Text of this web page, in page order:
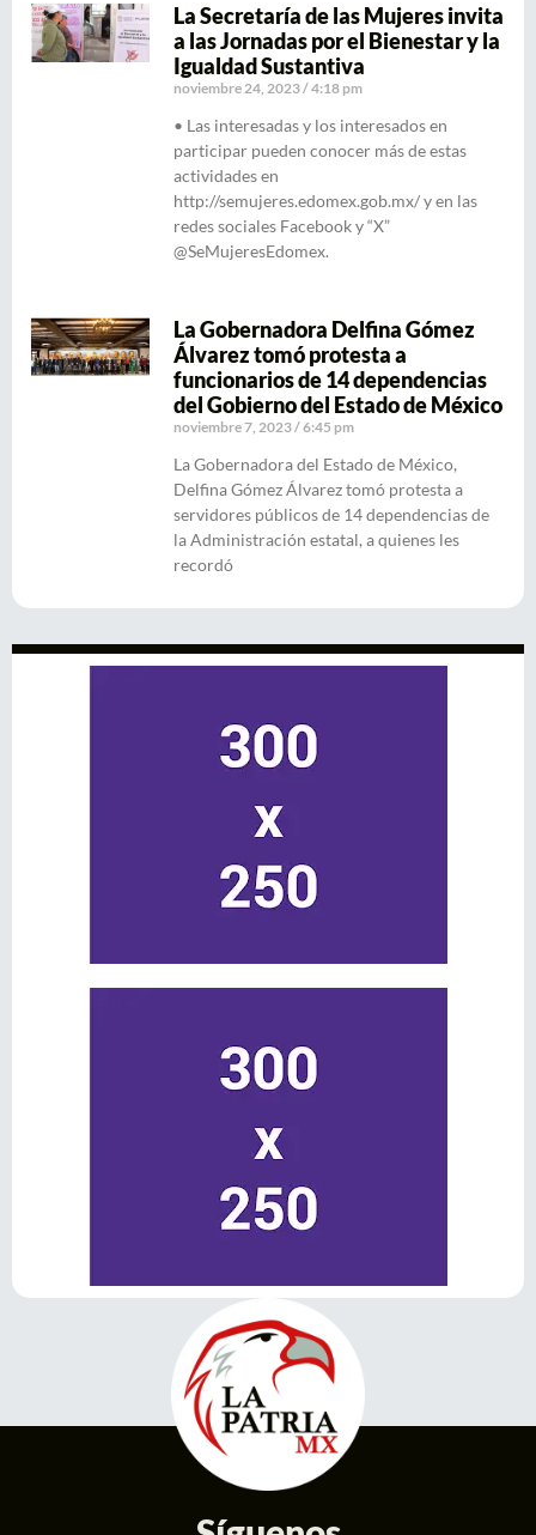
La Secretaría de las Mujeres invita
a las Jornadas por el Bienestar y la
Igualdad Sustantiva
noviembre 24, 2023 4:18 pm
• Las interesadas y los interesados en
participar pueden conocer más de estas
actividades en
http://semujeres.edomex.gob.mx/ y en las
redes sociales Facebook y “X”
@SeMujeresEdomex.
La Gobernadora Delfina Gómez
Álvarez tomó protesta a
funcionarios de 14 dependencias
del Gobierno del Estado de México
noviembre 7, 2023 6:45 pm
La Gobernadora del Estado de México,
Delfina Gómez Álvarez tomó protesta a
servidores públicos de 14 dependencias de
la Administración estatal, a quienes les
recordó